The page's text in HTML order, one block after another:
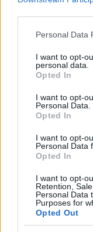
Please note that
not limited to your
grant or deny
use your data for
consent section.
Personal Data
I want to opt-
personal data.
Opted In
I want to opt-
Personal Data.
Opted In
I want to opt-
Personal Data
Opted In
I want to opt-
Retention,
Personal Data
Purposes for
Opted Out
NEWS E ATTUALITÀ
ICA Milano
l’autunno 2026
Matteo Pellegrino · 6